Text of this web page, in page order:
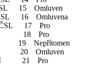
15 Omluven
16 Omluvena
17 Pro
18 Pro
Nepřítomen
Omluven
21 Pro